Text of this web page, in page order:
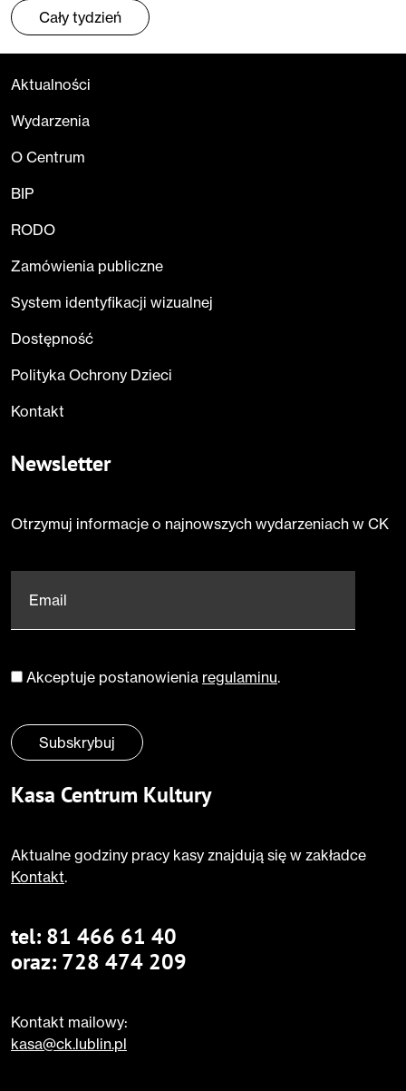
Cały tydzień
Aktualności
Wydarzenia
O Centrum
BIP
RODO
Zamówienia publiczne
System identyfikacji wizualnej
Dostępność
Polityka Ochrony Dzieci
Kontakt
Newsletter
Otrzymuj informacje o najnowszych wydarzeniach w CK
Zgoda*
Akceptuje postanowienia regulaminu.
Subskrybuj
Kasa Centrum Kultury
Aktualne godziny pracy kasy znajdują się w zakładce
Kontakt.
tel: 81 466 61 40
oraz: 728 474 209
Kontakt mailowy:
kasa@ck.lublin.pl